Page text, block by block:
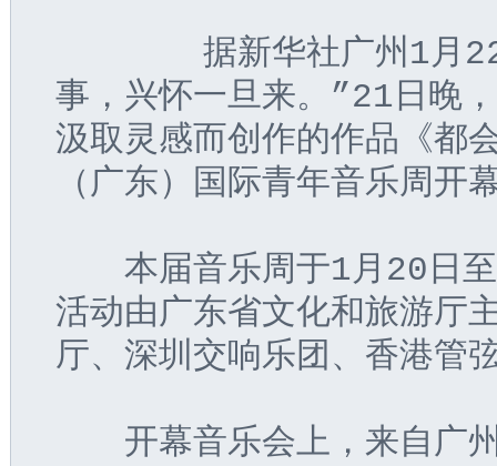
据新华社广州1月22日
事，兴怀一旦来。”21日晚
汲取灵感而创作的作品《都
（广东）国际青年音乐周开
本届音乐周于1月20日至
活动由广东省文化和旅游厅
厅、深圳交响乐团、香港管
开幕音乐会上，来自广州